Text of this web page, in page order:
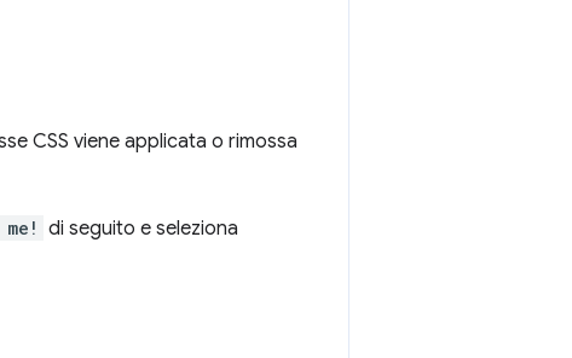
CSS viene applicata o rimossa
di seguito e seleziona